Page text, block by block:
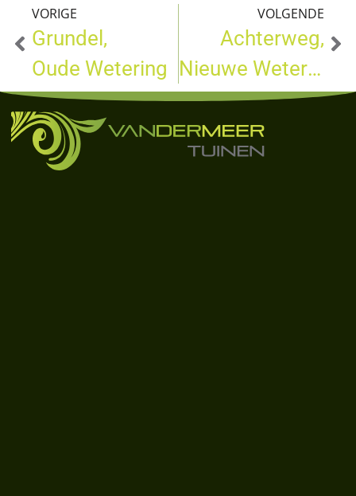
VORIGE
Grundel,
Oude Wetering
VOLGENDE
Achterweg,
Nieuwe Wetering